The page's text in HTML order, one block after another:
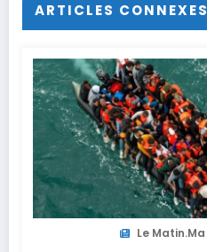
ARTICLES CONNEXES
Le Matin.ma